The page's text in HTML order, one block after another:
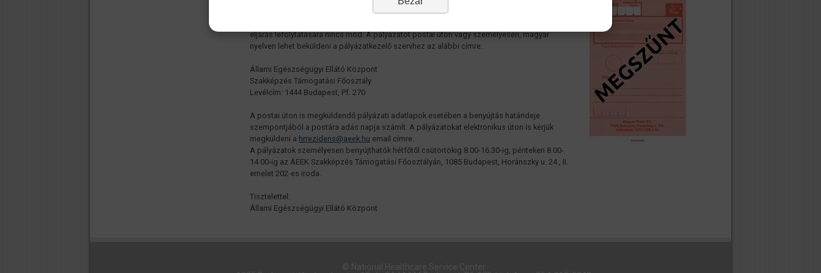
A pályázatok beadási határideje: 2019. december 16. A határidő jogvesztő, a leteltét
eljárás lefolytatására nincs mód. A pályázatot postai úton vagy személyesen, magyar
nyelven lehet beküldeni a pályázatkezelő szervhez az alábbi címre:
Állami Egészségügyi Ellátó Központ
Szakképzés Támogatási Főosztály
Levélcím: 1444 Budapest, Pf. 270
A postai úton is megküldendő pályázati adatlapok esetében a benyújtás határideje
szempontjából a postára adás napja számít. A pályázatokat elektronikus úton is kérjük
megküldeni a hrrezidens@aeek.hu email címre.
A pályázatok személyesen benyújthatók hétfőtől csütörtökig 8.00-16.30-ig, pénteken 8.00-
14.00-ig az ÁEEK Szakképzés Támogatási Főosztályán, 1085 Budapest, Horánszky u. 24., II.
emelet 202-es iroda.
Tisztelettel:
Állami Egészségügyi Ellátó Központ